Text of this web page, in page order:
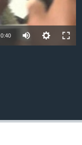
0:40